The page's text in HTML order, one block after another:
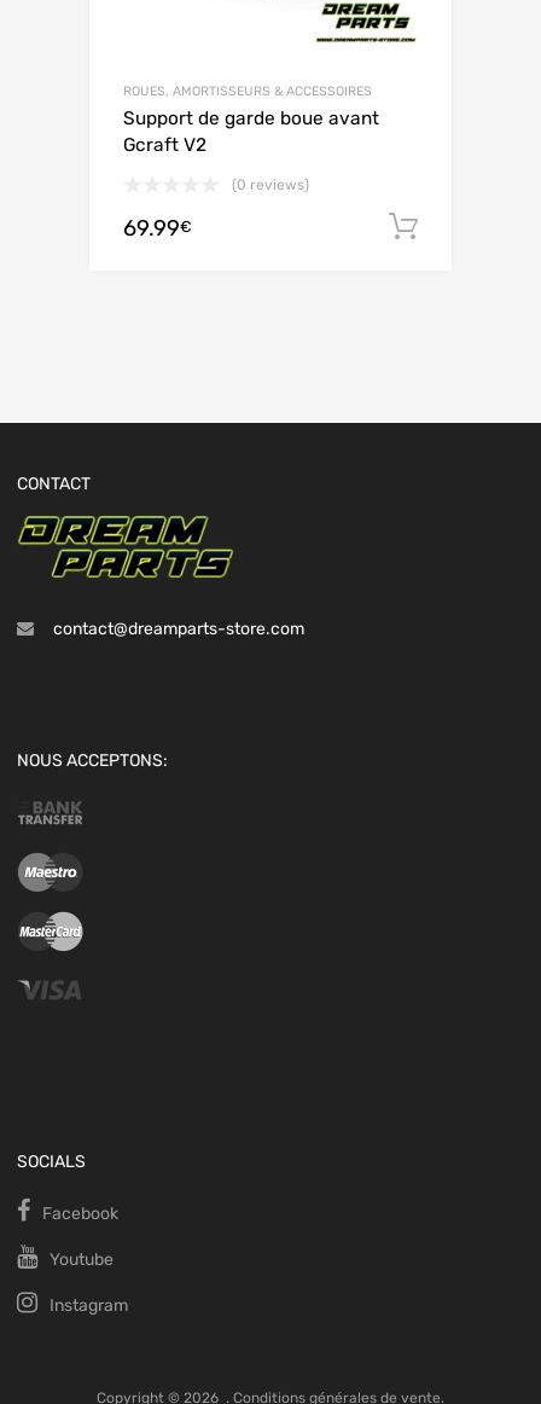
ROUES, AMORTISSEURS & ACCESSOIRES
Support de garde boue avant
Gcraft V2
(0 reviews)
69.99€
CONTACT
contact@dreamparts-store.com
NOUS ACCEPTONS:
SOCIALS
Facebook
Youtube
Instagram
Copyright © 2026 . Conditions générales de vente.